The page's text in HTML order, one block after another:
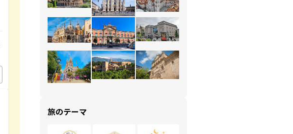
旅のテーマ